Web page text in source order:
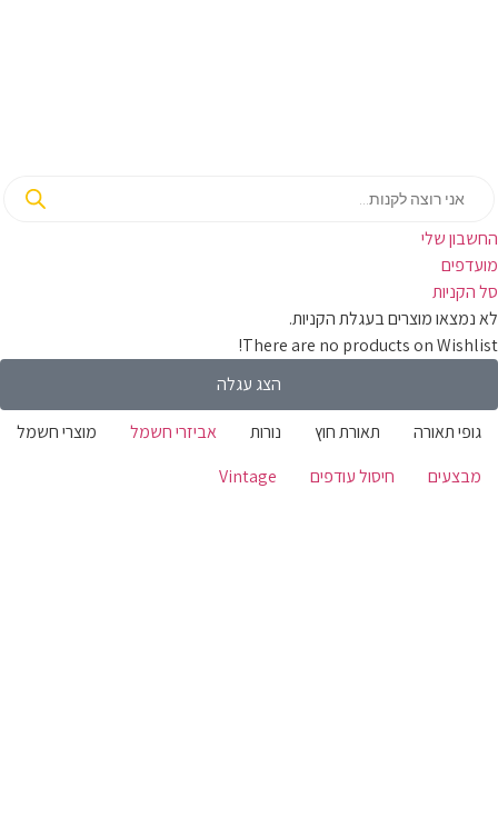
שלי‬
מוצרים בעגלת הקניות.
There are no products on
הצג עגלה
תאורה תאורת חוץ נורות אביזרי חשמל
מוצרי חשמל
חיסול עודפים Vintage